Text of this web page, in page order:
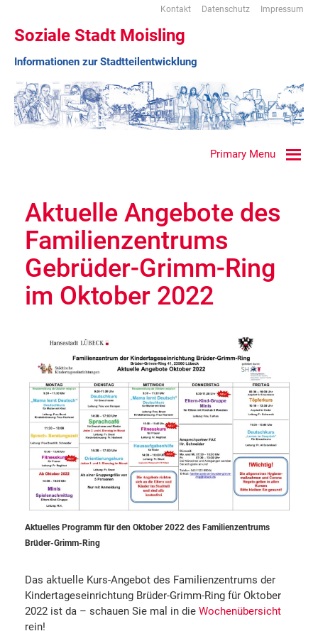
Kontakt Datenschutz Impressum
Soziale Stadt Moisling
Informationen zur Stadtteilentwicklung
Primary Menu
Aktuelle Angebote des
Familienzentrums
Gebrüder-Grimm-Ring
im Oktober 2022
Aktuelles Programm für den Oktober 2022 des Familienzentrums
Brüder-Grimm-Ring
Das aktuelle Kurs-Angebot des Familienzentrums der
Kindertageseinrichtung Brüder-Grimm-Ring für Oktober
2022 ist da – schauen Sie mal in die Wochenübersicht
rein!